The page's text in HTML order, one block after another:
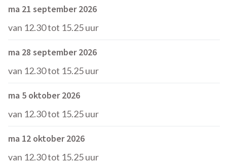
ma 21 september 2026
van 12.30tot 15.25 uur
ma 28 september 2026
van 12.30tot 15.25 uur
ma 5 oktober 2026
van 12.30tot 15.25 uur
ma 12 oktober 2026
van 12.30tot 15.25 uur